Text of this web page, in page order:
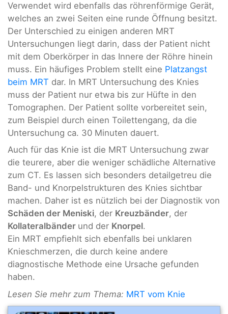
Verwendet wird ebenfalls das röhrenförmige Gerät,
welches an zwei Seiten eine runde Öffnung besitzt.
Der Unterschied zu einigen anderen MRT
Untersuchungen liegt darin, dass der Patient nicht
mit dem Oberkörper in das Innere der Röhre hinein
muss. Ein häufiges Problem stellt eine Platzangst
beim MRT dar. In MRT Untersuchung des Knies
muss der Patient nur etwa bis zur Hüfte in den
Tomographen. Der Patient sollte vorbereitet sein,
zum Beispiel durch einen Toilettengang, da die
Untersuchung ca. 30 Minuten dauert.
Auch für das Knie ist die MRT Untersuchung zwar
die teurere, aber die weniger schädliche Alternative
zum CT. Es lassen sich besonders detailgetreu die
Band- und Knorpelstrukturen des Knies sichtbar
machen. Daher ist es nützlich bei der Diagnostik von
Schäden der Meniski, der Kreuzbänder, der
Kollateralbänder und der Knorpel.
Ein MRT empfiehlt sich ebenfalls bei unklaren
Knieschmerzen, die durch keine andere
diagnostische Methode eine Ursache gefunden
haben.
Lesen Sie mehr zum Thema: MRT vom Knie